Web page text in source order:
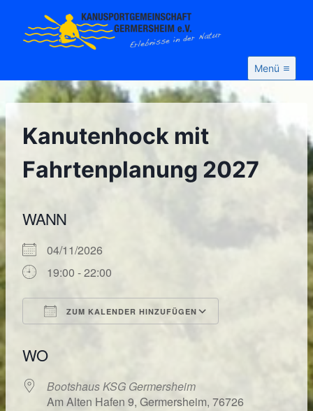
Inhalt
springen
Menü
Kanutenhock mit
Fahrtenplanung 2027
WANN
04/11/2026
19:00 - 22:00
ZUM KALENDER HINZUFÜGEN
Google
WO
Bootshaus KSG Germersheim
Am Alten Hafen 9, Germersheim, 76726